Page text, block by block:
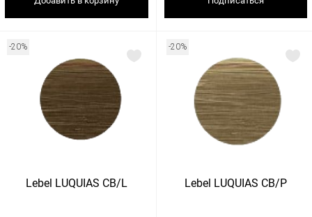
-20%
Lebel LUQUIAS CB/L
-20%
Lebel LUQUIAS CB/P